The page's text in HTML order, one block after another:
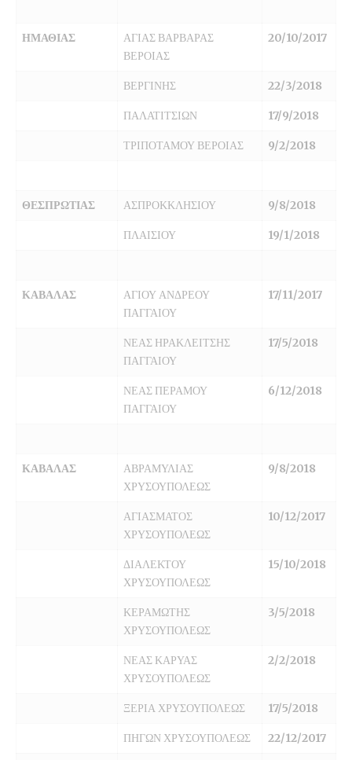
ΗΜΑΘΙΑΣ
ΑΓΙΑΣ ΒΑΡΒΑΡΑΣ
ΒΕΡΟΙΑΣ
20/10/2017
ΒΕΡΓΙΝΗΣ 22/3/2018
ΠΑΛΑΤΙΤΣΙΩΝ 17/9/2018
ΤΡΙΠΟΤΑΜΟΥ ΒΕΡΟΙΑΣ 9/2/2018
ΘΕΣΠΡΩΤΙΑΣ ΑΣΠΡΟΚΚΛΗΣΙΟΥ 9/8/2018
ΠΛΑΙΣΙΟΥ 19/1/2018
ΚΑΒΑΛΑΣ
ΑΓΙΟΥ ΑΝΔΡΕΟΥ
ΠΑΓΓΑΙΟΥ
17/11/2017
ΝΕΑΣ ΗΡΑΚΛΕΙΤΣΗΣ
ΠΑΓΓΑΙΟΥ
17/5/2018
ΝΕΑΣ ΠΕΡΑΜΟΥ
ΠΑΓΓΑΙΟΥ
6/12/2018
ΚΑΒΑΛΑΣ
ΑΒΡΑΜΥΛΙΑΣ
ΧΡΥΣΟΥΠΟΛΕΩΣ
9/8/2018
ΑΓΙΑΣΜΑΤΟΣ
ΧΡΥΣΟΥΠΟΛΕΩΣ
10/12/2017
ΔΙΑΛΕΚΤΟΥ
ΧΡΥΣΟΥΠΟΛΕΩΣ
15/10/2018
ΚΕΡΑΜΩΤΗΣ
ΧΡΥΣΟΥΠΟΛΕΩΣ
3/5/2018
ΝΕΑΣ ΚΑΡΥΑΣ
ΧΡΥΣΟΥΠΟΛΕΩΣ
2/2/2018
ΞΕΡΙΑ ΧΡΥΣΟΥΠΟΛΕΩΣ 17/5/2018
ΠΗΓΩΝ ΧΡΥΣΟΥΠΟΛΕΩΣ 22/12/2017